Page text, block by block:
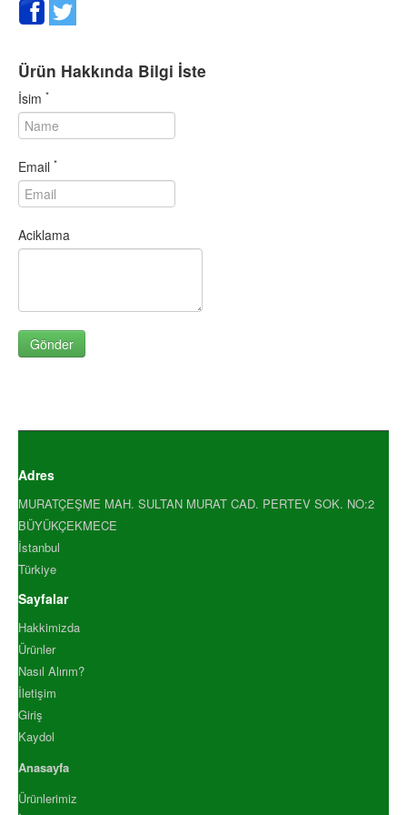
SARMISAK GRANÜR 1000 GR
SARMISAK ÖĞÜTÜLMÜŞ 10.
SARMISAK ÖĞÜTÜLMÜŞ 50.
SEBZELİ ÇEŞNİ 500 GR
SOĞAN GRANÜR 500 GR
SUMAK 1000 GR
SUSAM (BEYAZ) 1000 GR
TARCIN (KABUK) 1000 GR
TARCIN TOZ ENDÜSTRİYEL 10.
TAVUK HARCI 1000GR
TAVUK HARCI 500 GR
VANİLYA ŞEKERİ 1000 GR
YENİBAHAR ÖĞÜTÜLMÜŞ .
YENİBAHAR ÖĞÜTÜLMÜŞ .
YENİBAHAR TANE 1000 GR
YENİBAHAR TANE 500 GR
YEŞİL FESLEĞEN 1000 GR
YEŞİL FESLEĞEN 500 GR
YEŞİL TANE KARABİBER 100.
ZENCEFİL ÖĞÜTÜLMÜŞ 1.
ZENCEFİL ÖĞÜTÜLMÜŞ 5.
ZENCEFİL TANE 1000 GR
Ürün Hakkında Bilgi İste
İsim *
Email *
Aciklama
Adres
MURATÇEŞME MAH. SULTAN MURAT CAD. PERTEV SOK. NO:2
BÜYÜKÇEKMECE
İstanbul
Türkiye
Sayfalar
Hakkimizda
Ürünler
Nasıl Alırım?
İletişim
Giriş
Kaydol
Anasayfa
Ürünlerimiz